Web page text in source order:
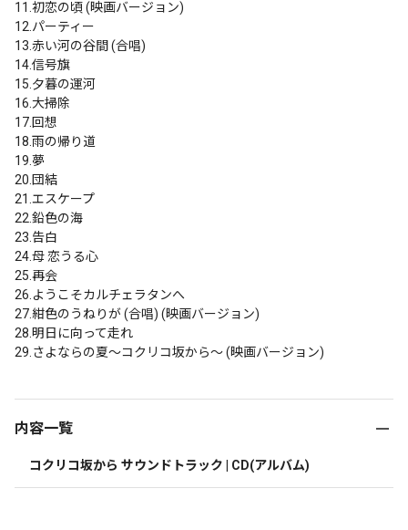
11.初恋の頃 (映画バージョン)
12.パーティー
13.赤い河の谷間 (合唱)
14.信号旗
15.夕暮の運河
16.大掃除
17.回想
18.雨の帰り道
19.夢
20.団結
21.エスケープ
22.鉛色の海
23.告白
24.母 恋うる心
25.再会
26.ようこそカルチェラタンへ
27.紺色のうねりが (合唱) (映画バージョン)
28.明日に向って走れ
29.さよならの夏～コクリコ坂から～ (映画バージョン)
内容一覧
コクリコ坂から サウンドトラック | CD(アルバム)